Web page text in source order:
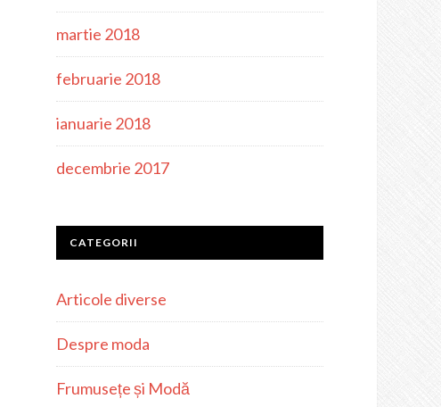
martie 2018
februarie 2018
ianuarie 2018
decembrie 2017
CATEGORII
Articole diverse
Despre moda
Frumusețe și Modă